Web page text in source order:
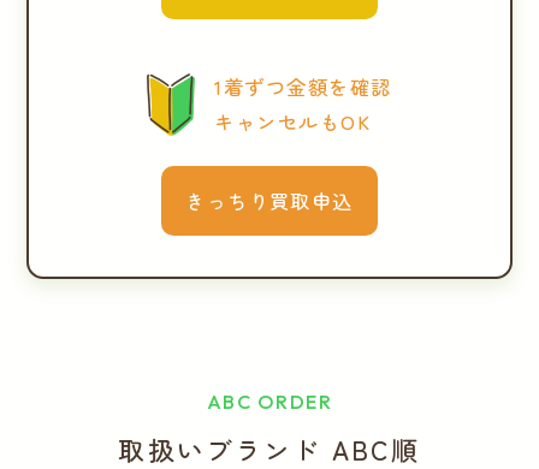
1着ずつ金額を確認
キャンセルもOK
きっちり買取申込
ABC ORDER
取扱いブランド ABC順